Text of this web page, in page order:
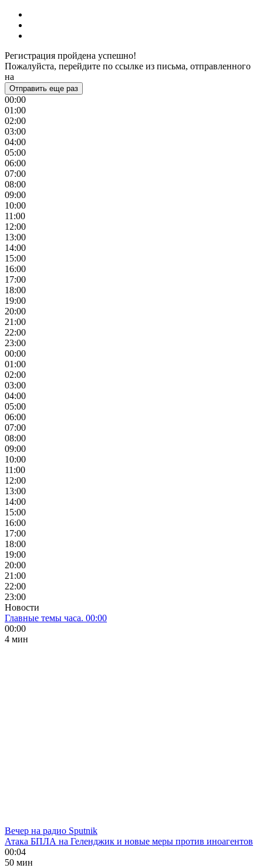
Регистрация пройдена успешно!
Пожалуйста, перейдите по ссылке из письма, отправленного
на
Отправить еще раз
00:00
01:00
02:00
03:00
04:00
05:00
06:00
07:00
08:00
09:00
10:00
11:00
12:00
13:00
14:00
15:00
16:00
17:00
18:00
19:00
20:00
21:00
22:00
23:00
00:00
01:00
02:00
03:00
04:00
05:00
06:00
07:00
08:00
09:00
10:00
11:00
12:00
13:00
14:00
15:00
16:00
17:00
18:00
19:00
20:00
21:00
22:00
23:00
Новости
Главные темы часа. 00:00
00:00
4 мин
Вечер на радио Sputnik
Атака БПЛА на Геленджик и новые меры против иноагентов
00:04
50 мин